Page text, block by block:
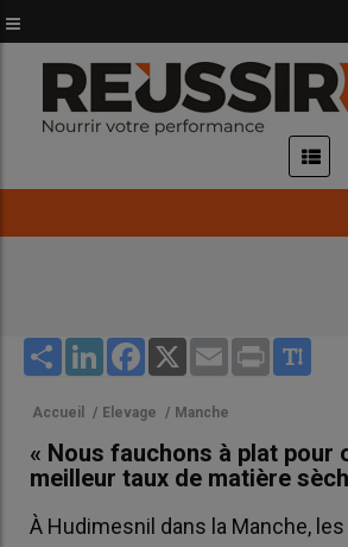
au
contenu
principal
Share LinkedInFacebook
X Email Print
Accueil / Elevage / Manche
« Nous fauchons à plat pour
meilleur taux de matière
À Hudimesnil dans la Manche,